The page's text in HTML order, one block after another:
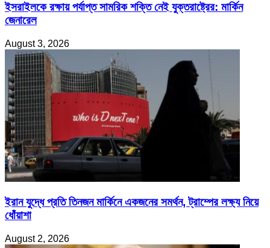
ইসরাইলকে রক্ষায় পর্যাপ্ত সামরিক শক্তি নেই যুক্তরাষ্ট্রের: মার্কিন
জেনারেল
August 3, 2026
ইরান যুদ্ধে প্রতি তিনজন মার্কিনে একজনের সমর্থন, ট্রাম্পের লক্ষ্য নিয়ে
ধোঁয়াশা
August 2, 2026